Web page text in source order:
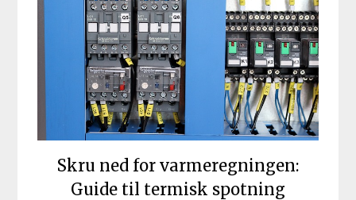
Skru ned for varmeregningen:
Guide til termisk spotning